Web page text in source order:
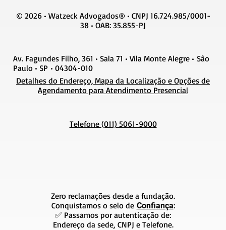
© 2026 • Watzeck Advogados® • CNPJ 16.724.985/0001-
38 • OAB: 35.855-PJ
Av. Fagundes Filho, 361 • Sala 71 • Vila Monte Alegre • São
Paulo • SP • 04304-010
Detalhes do Endereço, Mapa da Localização e Opções de
Agendamento para Atendimento Presencial
Telefone (011) 5061-9000
Zero reclamações desde a fundação.
Conquistamos o selo de Confiança:
✅ Passamos por autenticação de:
Endereço da sede, CNPJ e Telefone.